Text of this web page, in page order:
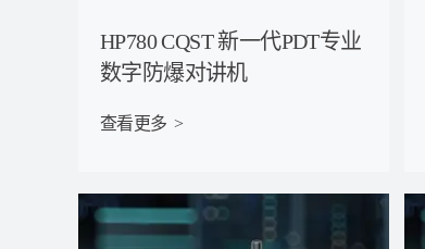
HP780 CQST 新一代PDT专业
数字防爆对讲机
查看更多  >